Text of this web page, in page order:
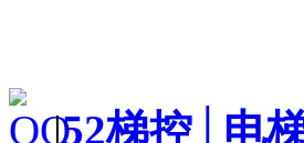
|52梯控│电